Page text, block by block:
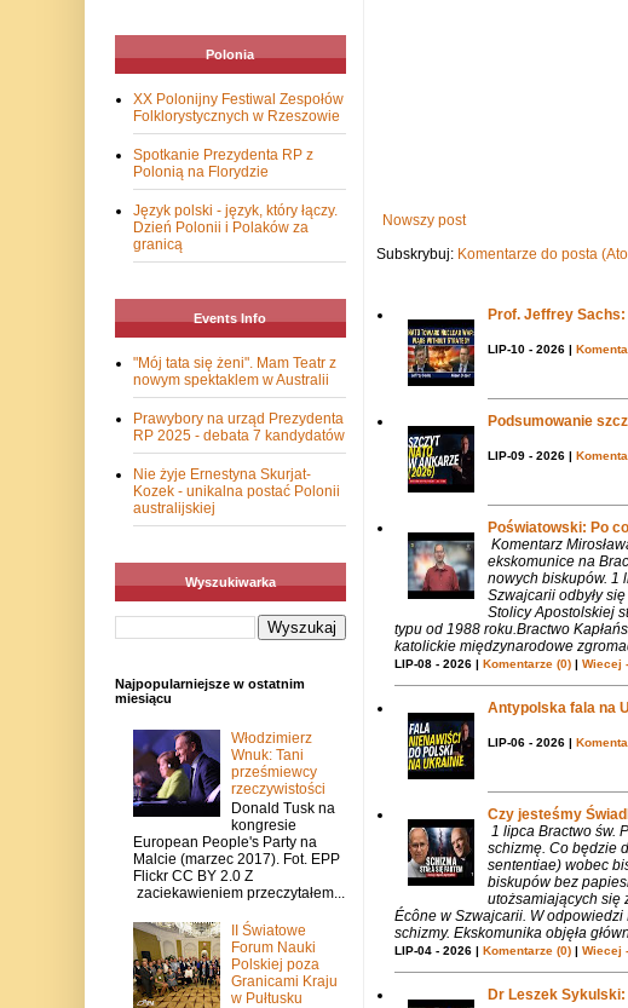
Nowszy post
Subskrybuj: Komentarze do posta
Prof. Jeffrey
LIP-10 - 2026 |
Podsumowanie
LIP-09 - 2026 |
Poświatowski: Po
Komentarz
ekskomunice na
nowych biskupów. 1
Szwajcarii odbyły
Stolicy Apostolskiej
typu od 1988 roku.Bractwo
katolickie międzynarodowe
LIP-08 - 2026 | Komentarze (0)| Wiecej
Antypolska fala na
LIP-06 - 2026 |
Czy jesteśmy
1 lipca Bractwo św.
schizmę. Co będzie
sententiae) wobec
biskupów bez
utożsamiających się
Écône w Szwajcarii. W
schizmy. Ekskomunika objęła
LIP-04 - 2026 | Komentarze (0)| Wiecej
Dr Leszek Sykulski:
Polonia
XX Polonijny Festiwal Zespołów
Folklorystycznych w Rzeszowie
Spotkanie Prezydenta RP z
Polonią na Florydzie
Język polski - język, który łączy.
Dzień Polonii i Polaków za
granicą
Events Info
"Mój tata się żeni". Mam Teatr z
nowym spektaklem w Australii
Prawybory na urząd Prezydenta
RP 2025 - debata 7 kandydatów
Nie żyje Ernestyna Skurjat-
Kozek - unikalna postać Polonii
australijskiej
Wyszukiwarka
Najpopularniejsze w ostatnim
miesiącu
Włodzimierz
Wnuk: Tani
prześmiewcy
rzeczywistości
Donald Tusk na
kongresie
European People's Party na
Malcie (marzec 2017). Fot. EPP
Flickr CC BY 2.0 Z
zaciekawieniem przeczytałem...
II Światowe
Forum Nauki
Polskiej poza
Granicami Kraju
w Pułtusku